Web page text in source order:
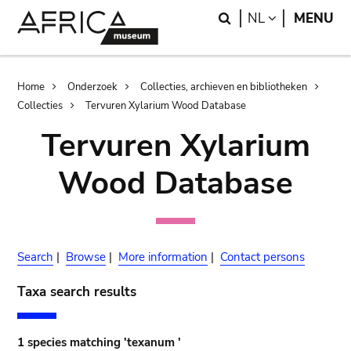
Search
NL LANGUAGE
MENU
Breadcrumb
Home Onderzoek
Collecties, archieven en bibliotheken
Collecties
Tervuren Xylarium Wood Database
Tervuren Xylarium
Wood Database
Search | Browse | More information | Contact persons
Taxa search results
1 species matching 'texanum '